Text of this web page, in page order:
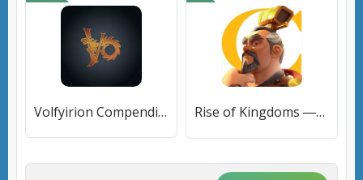
Volfyirion Compendium Rise of Kingdoms ―万国覚醒―